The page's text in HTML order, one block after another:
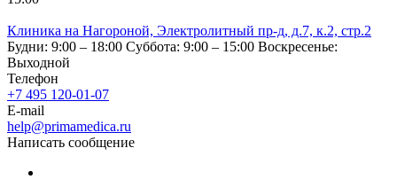
Клиника на Нагороной, Электролитный пр-д, д.7, к.2, стр.2
Будни: 9:00 – 18:00 Суббота: 9:00 – 15:00 Воскресенье:
Выходной
Телефон
+7 495 120-01-07
E-mail
help@primamedica.ru
Написать сообщение